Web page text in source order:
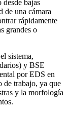
desde bajas
de una cámara
rápidamente
grandes o
sistema,
y BSE
por EDS en
de trabajo, ya que
y la morfología